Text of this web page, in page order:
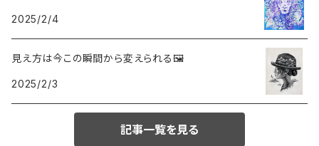
2025/2/4
見え方は今この瞬間から変えられる🖼️
2025/2/3
記事一覧を見る